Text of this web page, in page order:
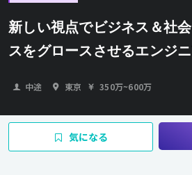
新しい視点でビジネス＆社
スをグロースさせるエンジニ
中途 東京 350万~600万
気になる